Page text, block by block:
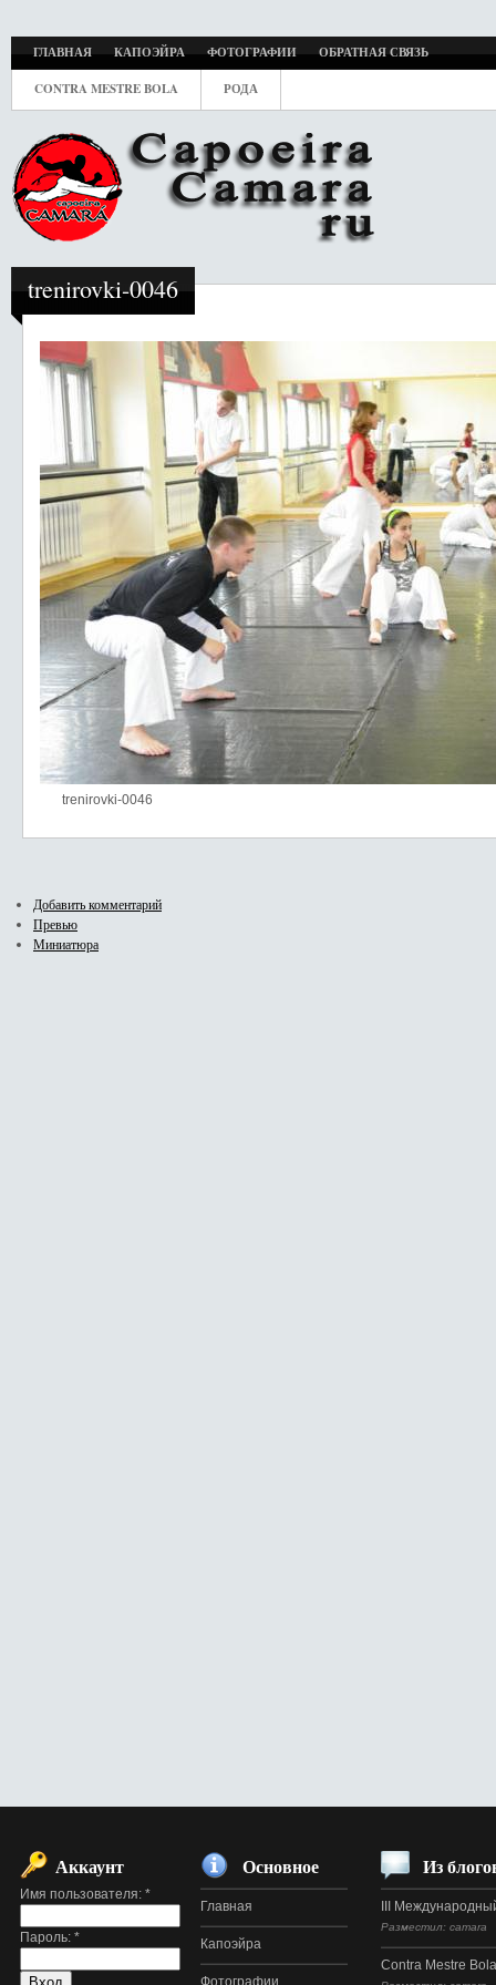
ГЛАВНАЯ КАПОЭЙРА ФОТОГРАФИИ ОБРАТНАЯ СВЯЗЬ
CONTRA MESTRE BOLA РОДА
trenirovki-0046
trenirovki-0046
Добавить комментарий
Превью
Миниатюра
Аккаунт
Имя пользователя: *
Пароль: *
Основное
Главная
Капоэйра
Фотографии
Из
III
Разместил: camara
Contra Mestre Bola